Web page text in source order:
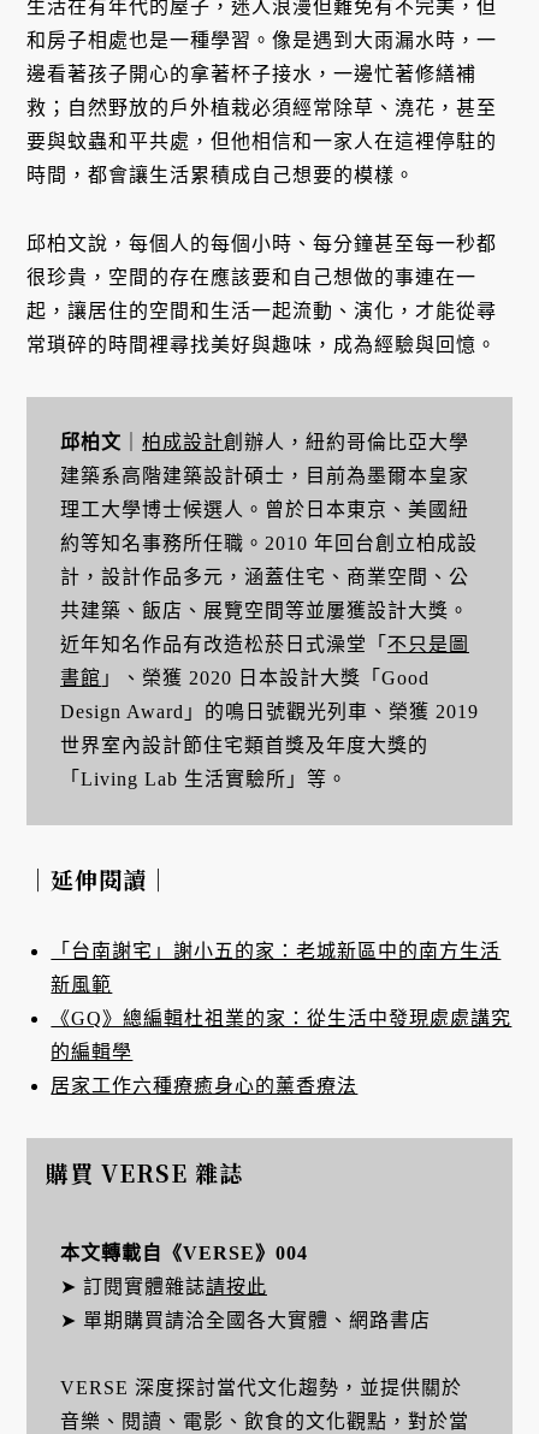
生活在有年代的屋子，迷人浪漫但難免有不完美，但
和房子相處也是一種學習。像是遇到大雨漏水時，一
邊看著孩子開心的拿著杯子接水，一邊忙著修繕補
救；自然野放的戶外植栽必須經常除草、澆花，甚至
要與蚊蟲和平共處，但他相信和一家人在這裡停駐的
時間，都會讓生活累積成自己想要的模樣。
邱柏文說，每個人的每個小時、每分鐘甚至每一秒都
很珍貴，空間的存在應該要和自己想做的事連在一
起，讓居住的空間和生活一起流動、演化，才能從尋
常瑣碎的時間裡尋找美好與趣味，成為經驗與回憶。
邱柏文 柏成設計創辦人，紐約哥倫比亞大學
建築系高階建築設計碩士，目前為墨爾本皇家
理工大學博士候選人。曾於日本東京、美國紐
約等知名事務所任職。2010 年回台創立柏成設
計，設計作品多元，涵蓋住宅、商業空間、公
共建築、飯店、展覽空間等並屢獲設計大獎。
近年知名作品有改造松菸日式澡堂「 不只是圖
書館 」、榮獲 2020 日本設計大獎「Good
Design Award」的鳴日號觀光列車、榮獲 2019
世界室內設計節住宅類首獎及年度大獎的
「Living Lab 生活實驗所」等。
｜延伸閱讀｜
「台南謝宅」謝小五的家：老城新區中的南方生活
新風範
《GQ》總編輯杜祖業的家：從生活中發現處處講究
的編輯學
居家工作六種療癒身心的薰香療法
購買 VERSE 雜誌
本文轉載自《VERSE》004
➤ 訂閱實體雜誌請按此
➤ 單期購買請洽全國各大實體、網路書店
VERSE 深度探討當代文化趨勢，並提供關於
音樂、閱讀、電影、飲食的文化觀點，對於當